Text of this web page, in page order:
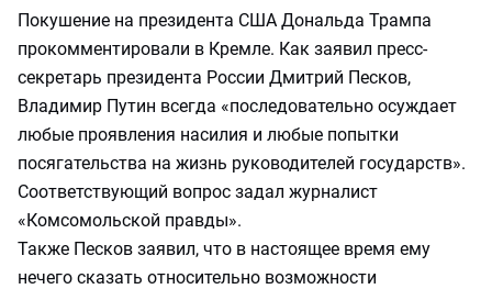
Покушение на президента США Дональда Трампа
прокомментировали в Кремле. Как заявил пресс-
секретарь президента России Дмитрий Песков,
Владимир Путин всегда «последовательно осуждает
любые проявления насилия и любые попытки
посягательства на жизнь руководителей государств».
Соответствующий вопрос задал журналист
«Комсомольской правды».
Также Песков заявил, что в настоящее время ему
нечего сказать относительно возможности